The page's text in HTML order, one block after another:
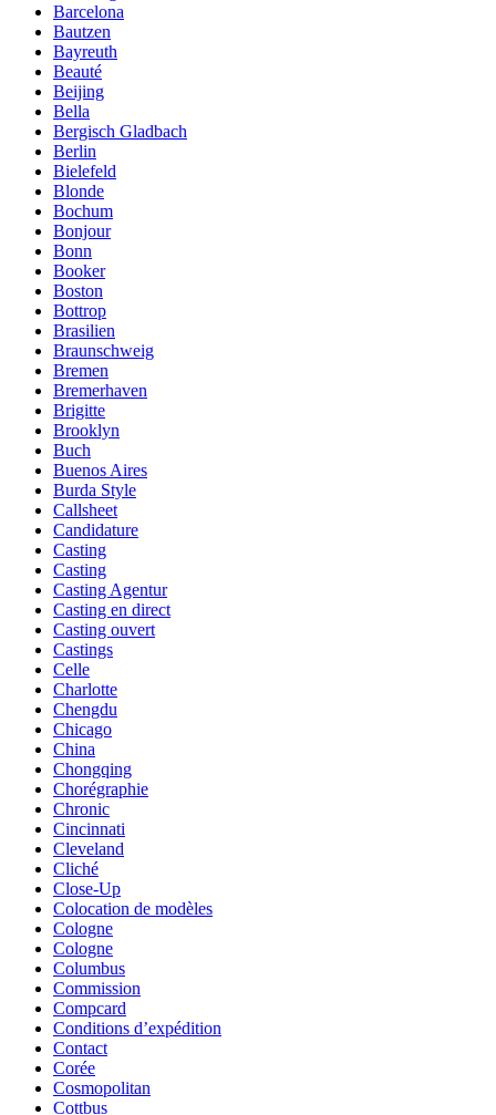
Barcelona
Bautzen
Bayreuth
Beauté
Beijing
Bella
Bergisch Gladbach
Berlin
Bielefeld
Blonde
Bochum
Bonjour
Bonn
Booker
Boston
Bottrop
Brasilien
Braunschweig
Bremen
Bremerhaven
Brigitte
Brooklyn
Buch
Buenos Aires
Burda Style
Callsheet
Candidature
Casting
Casting
Casting Agentur
Casting en direct
Casting ouvert
Castings
Celle
Charlotte
Chengdu
Chicago
China
Chongqing
Chorégraphie
Chronic
Cincinnati
Cleveland
Cliché
Close-Up
Colocation de modèles
Cologne
Cologne
Columbus
Commission
Compcard
Conditions d’expédition
Contact
Corée
Cosmopolitan
Cottbus